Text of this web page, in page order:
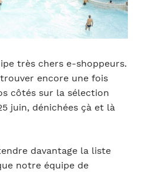
très chers e-shoppeurs.
encore une fois
côtés sur la sélection
juin, dénichées çà et là
davantage la liste
notre équipe de